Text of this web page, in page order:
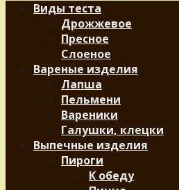
Виды теста
Дрожжевое
Пресное
Слоеное
Вареные изделия
Лапша
Пельмени
Вареники
Галушки, клецки
Выпечные изделия
Пироги
К обеду